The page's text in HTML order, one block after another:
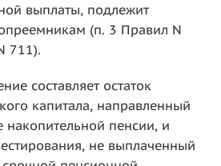
выплаты, подлежит
(п. 3 Правил N
711).
составляет остаток
капитала, направленный
пенсии, и
не выплаченный